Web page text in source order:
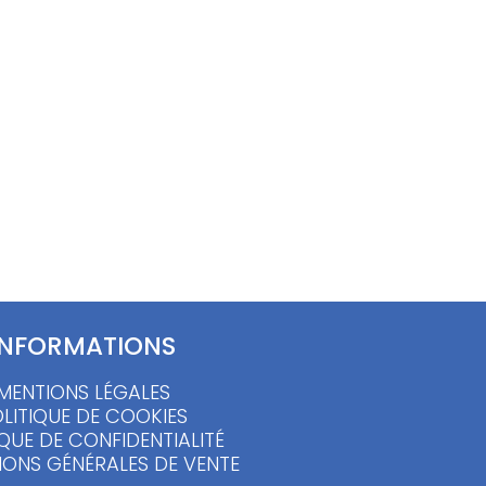
LÉGALES
DE COOKIES
DE CONFIDENTIALITÉ
GÉNÉRALES DE VENTE